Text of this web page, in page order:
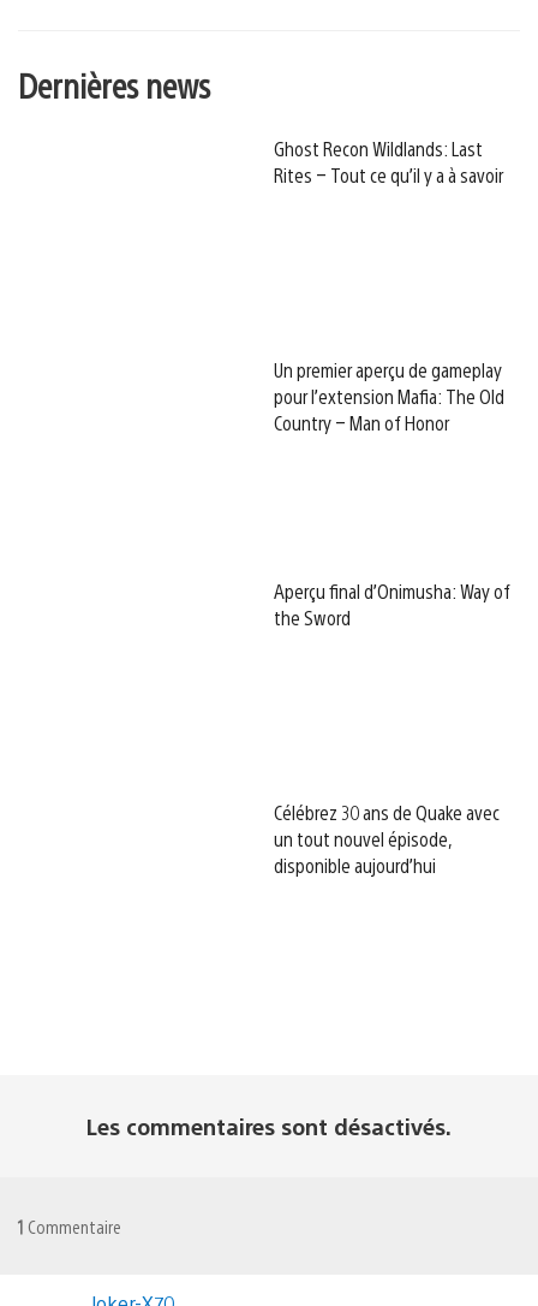
Dernières news
Ghost Recon Wildlands: Last
Rites – Tout ce qu’il y a à savoir
Un premier aperçu de gameplay
pour l’extension Mafia: The Old
Country – Man of Honor
Aperçu final d’Onimusha: Way of
the Sword
Célébrez 30 ans de Quake avec
un tout nouvel épisode,
disponible aujourd’hui
Les commentaires sont désactivés.
1 Commentaire